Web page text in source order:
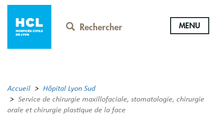
Aller
contenu
principal
Rechercher MENU
Accueil
Hôpital Lyon Sud
Service de chirurgie maxillofaciale, stomatologie, chirurgie
orale et chirurgie plastique de la face